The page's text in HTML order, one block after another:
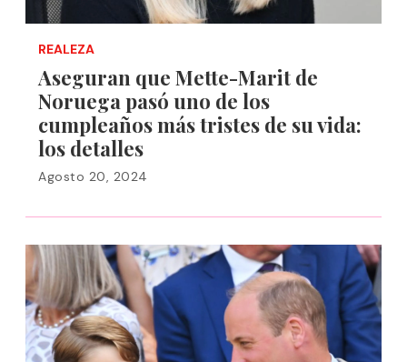
REALEZA
Aseguran que Mette-Marit de
Noruega pasó uno de los
cumpleaños más tristes de su vida:
los detalles
Agosto 20, 2024